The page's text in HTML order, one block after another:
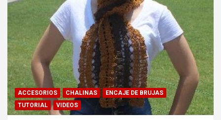
ACCESORIOS CHALINAS
ENCAJE DE BRUJAS
TUTORIAL
VIDEOS